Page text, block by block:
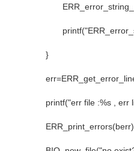
}
printf("err file :%s , err